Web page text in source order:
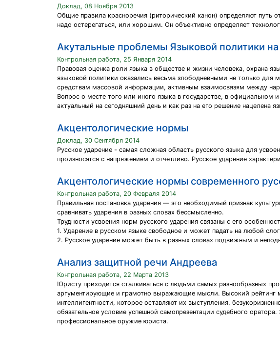
Доклад, 08 Ноября 2013
Общие правила красноречия (риторический канон) определяют
надо остерегаться, или хорошим. Он объективно определяет
Акутальные проблемы Языковой политики
Контрольная работа, 25 Января 2014
Правовая оценка роли языка в обществе и жизни человека, охрана
языковой политики оказались весьма злободневными не только для
средствам массовой информации, активным взаимосвязям между
Вопрос о месте того или иного языка в государстве, в
актуальный на сегодняшний день и как раз на его решение нацелена
Акцентологические нормы
Доклад, 30 Сентября 2014
Русское ударение - самая сложная область русского языка для
произносятся с напряжением и отчетливо. Русское ударение
Акцентологические нормы современного
Контрольная работа, 20 Февраля 2014
Правильная постановка ударения — это необходимый признак
сравнивать ударения в разных словах бессмысленно.
Трудности усвоения норм русского ударения связаны с его
1. Ударение в русском языке свободное и может падать на любой
2. Русское ударение может быть в разных словах подвижным и
Анализ защитной речи Андреева
Контрольная работа, 22 Марта 2013
Юристу приходится сталкиваться с людьми самых разнообразных
аргументирующие и грамотно выражающие мысли. Высокий рейтинг
интеллигентности, которое оставляют их выступления,
обязательное условие успешной самопрезентации судебного
профессиональное оружие юриста.